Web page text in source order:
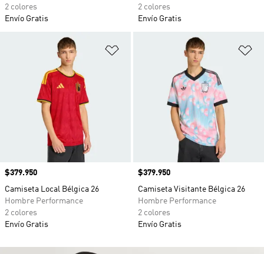
2 colores
Envío Gratis
2 colores
Envío Gratis
Añadir a la lista de deseos
Precio
$379.950
Camiseta Local Bélgica 26
Hombre Performance
2 colores
Envío Gratis
Precio
$379.950
Camiseta Visitante Bélgica 26
Hombre Performance
2 colores
Envío Gratis